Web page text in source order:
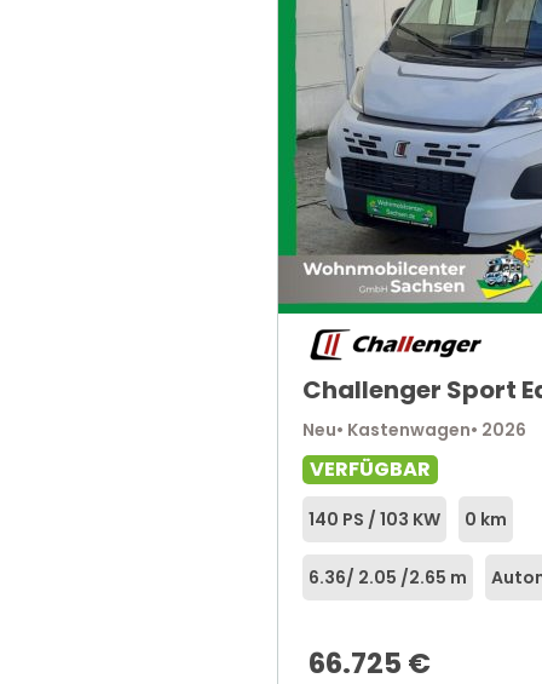
Challenger Sport
Neu• Kastenwagen• 2026
VERFÜGBAR
140 PS / 103 KW 0 km
6.36/ 2.05 /2.65 m
66.725 €